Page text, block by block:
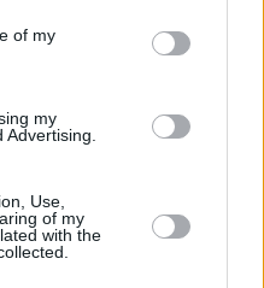
of my
my
Use,
of my
with the